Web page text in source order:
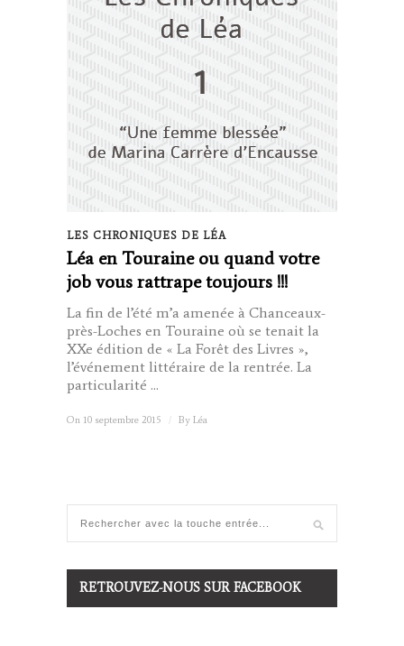
LES CHRONIQUES DE LÉA
Léa en Touraine ou quand votre
job vous rattrape toujours !!!
La fin de l’été m’a amenée à Chanceaux-
près-Loches en Touraine où se tenait la
XXe édition de « La Forêt des Livres »,
l’événement littéraire de la rentrée. La
particularité ...
On 10 septembre 2015 / By Léa
RETROUVEZ-NOUS SUR FACEBOOK